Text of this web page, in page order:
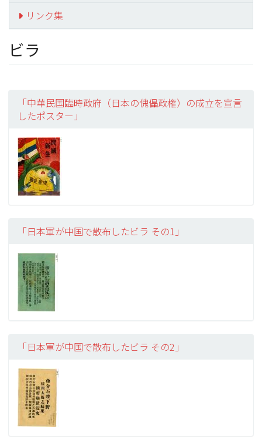
リンク集
ビラ
「中華民国臨時政府（日本の傀儡政権）の成立を宣言
したポスター」
「日本軍が中国で散布したビラ その1」
「日本軍が中国で散布したビラ その2」